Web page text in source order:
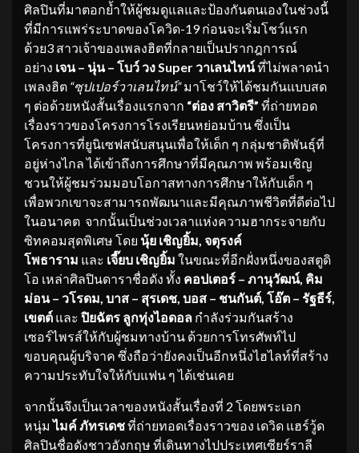
ศิลปินที่มาตอกย้ำให้ผู้ชมดูแลและป้องกันตนเองในช่วงนี้
ที่มีการแพร่ระบาดของโควิด-19 ก่อนจะเริ่มโชว์แรก
ด้วย3 สาวเจ้าของเพลงฮิตที่กลายเป็นปรากฎการณ์
อย่าง เจน– นุ่น– โบว์ วง Superวาเลนไทน์ที่ไม่พลาดนำ
เพลงฮิต “ซุปเปอร์วาเลนไทน์”มาโชว์ให้ได้ชมกันแบบสด
ๆ ต่อด้วยหนังสั้นเรื่องแรกจาก “ต่อง สาวิตรี” ที่ถ่ายทอด
เรื่องราวของโครงการโรงเรียนหย่อมบ้าน ซึ่งเป็น
โครงการที่ยูนิเซฟสนับสนุนเพื่อให้เด็ก ๆ กลุ่มชาติพันธุ์ที่
อยู่ห่างไกล ได้เข้าถึงการศึกษาที่มีคุณภาพ พร้อมเชิญ
ชวนให้ผู้ชมร่วมมอบโอกาสทางการศึกษาให้กับเด็ก ๆ
เพื่อพวกเขาจะสามารถพัฒนาและมีคุณภาพชีวิตที่ดีต่อไป
ในอนาคต จากนั้นเป็นช่วงเวลาแห่งความฮากระจายกับ
ซิทคอมสุดพิเศษ โดย นุ้ย เชิญยิ้ม, จตุรงค์
โพธาราม และ เจี๊ยบ เชิญยิ้ม ในขณะที่อีกฝั่งหนึ่งของสตูดิ
โอ เหล่าศิลปินดาราชื่อดัง ทั้ง คอปเตอร์ – ภานุวัฒน์, คิม
ม่อน – วโรดม, บาส – สุรเดช, บอส – ชนกันต์, โอ๊ต – รัฐธีร์
เขตต์ และ ปิยฉัตร ลูกทุ่งไอดอล กำลังร่วมกันสร้าง
เซอร์ไพรส์ให้กับผู้ชมทางบ้าน ด้วยการโทรศัพท์ไป
ขอบคุณผู้บริจาค ซึ่งถือว่ายังคงเป็นอีกหนึ่งไฮไลท์ที่สร้าง
ความประทับใจให้กับแฟน ๆ ได้เช่นเคย
​จากนั้นจึงเป็นเวลาของหนังสั้นเรื่องที่ 2 โดยพระเอก
หนุ่มไมค์ ภัทรเดชที่ถ่ายทอดเรื่องราวของ เดวิด แฮร์วู้ด
ศิลปินชื่อดังชาวอังกฤษ ที่เดินทางไปประเทศเซียร์ราลี